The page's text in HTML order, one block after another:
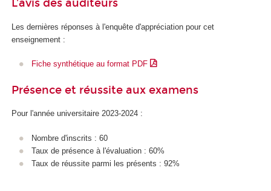
n
t
L'avis des auditeurs
Les dernières réponses à l'enquête d'appréciation pour cet
enseignement :
Fiche synthétique au format PDF
Présence et réussite aux examens
Pour l'année universitaire 2023-2024 :
Nombre d'inscrits : 60
Taux de présence à l'évaluation : 60%
Taux de réussite parmi les présents : 92%